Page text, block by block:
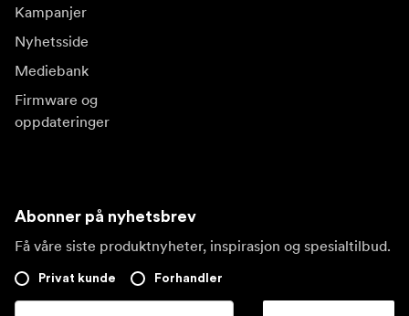
Kampanjer
Nyhetsside
Mediebank
Firmware og
oppdateringer
Abonner på nyhetsbrev
Få våre siste produktnyheter, inspirasjon og spesialtilbud.
Privat kunde Forhandler